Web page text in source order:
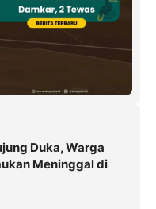
Duka, Warga
Meninggal di